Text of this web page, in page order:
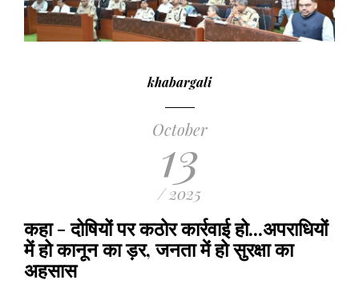
khabargali
October
13
/ 2025
कहा - दोषियों पर कठोर कार्रवाई हो...अपराधियों
में हो कानून का ड़र, जनता में हो सुरक्षा का
अहसास